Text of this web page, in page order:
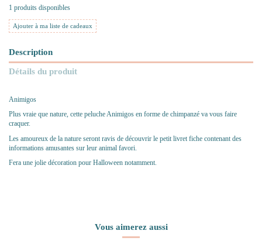
1 produits disponibles
Ajouter à ma liste de cadeaux
Description
Détails du produit
Animigos
Plus vraie que nature, cette peluche Animigos en forme de chimpanzé va vous faire
craquer.
Les amoureux de la nature seront ravis de découvrir le petit livret fiche contenant des
informations amusantes sur leur animal favori.
Fera une jolie décoration pour Halloween notamment.
Vous aimerez aussi